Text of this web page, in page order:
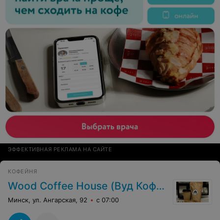
ЭФФЕКТИВНАЯ РЕКЛАМА НА САЙТЕ
КОФЕЙНЯ
Wood Coffee House (Вуд Кофе Хаус)
Минск, ул. Ангарская, 92 с 07:00